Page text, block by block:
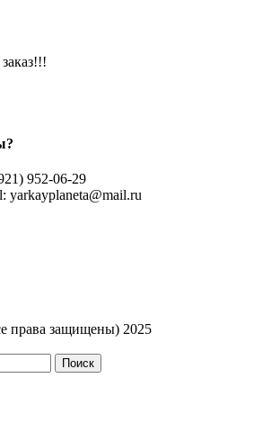
952-06-29
yarkayplaneta@mail.ru
права защищены) 2025
Поиск